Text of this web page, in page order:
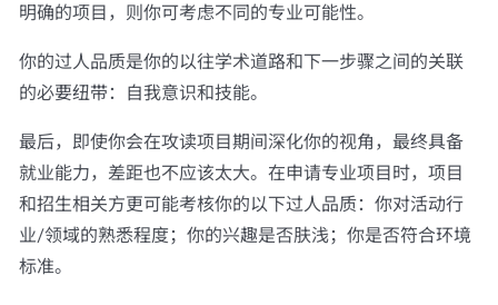
明确的项目，则你可考虑不同的专业可能性。
你的过人品质是你的以往学术道路和下一步骤之间的关联
的必要纽带：自我意识和技能。
最后，即使你会在攻读项目期间深化你的视角，最终具备
就业能力，差距也不应该太大。在申请专业项目时，项目
和招生相关方更可能考核你的以下过人品质：你对活动行
业/领域的熟悉程度；你的兴趣是否肤浅；你是否符合环境
标准。